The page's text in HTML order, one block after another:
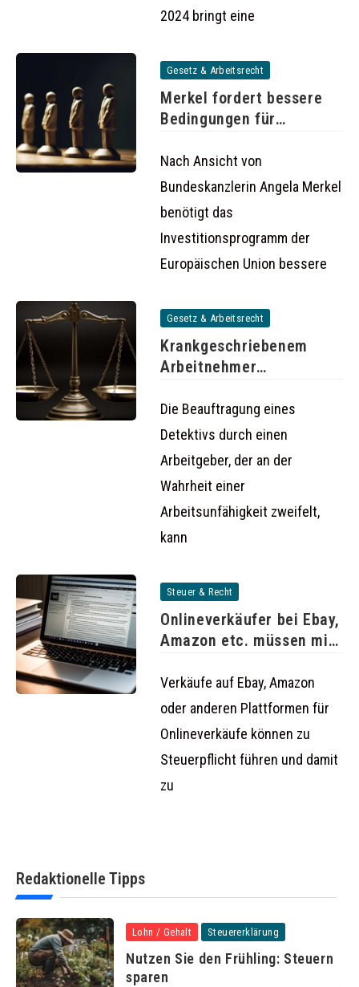
2024 bringt eine
Gesetz & Arbeitsrecht
Merkel fordert bessere
Bedingungen für
Nach Ansicht von
Bundeskanzlerin Angela Merkel
benötigt das
Investitionsprogramm der
Europäischen Union bessere
Gesetz & Arbeitsrecht
Krankgeschriebenem
Arbeitnehmer
rechtswidrig sein
Die Beauftragung eines
Detektivs durch einen
Arbeitgeber, der an der
Wahrheit einer
Arbeitsunfähigkeit zweifelt,
kann
Steuer & Recht
Onlineverkäufer bei Ebay,
Amazon etc. müssen mit
Verkäufe auf Ebay, Amazon
oder anderen Plattformen für
Onlineverkäufe können zu
Steuerpflicht führen und damit
zu
Redaktionelle Tipps
Lohn / Gehalt Steuererklärung
Nutzen Sie den Frühling: Steuern
sparen